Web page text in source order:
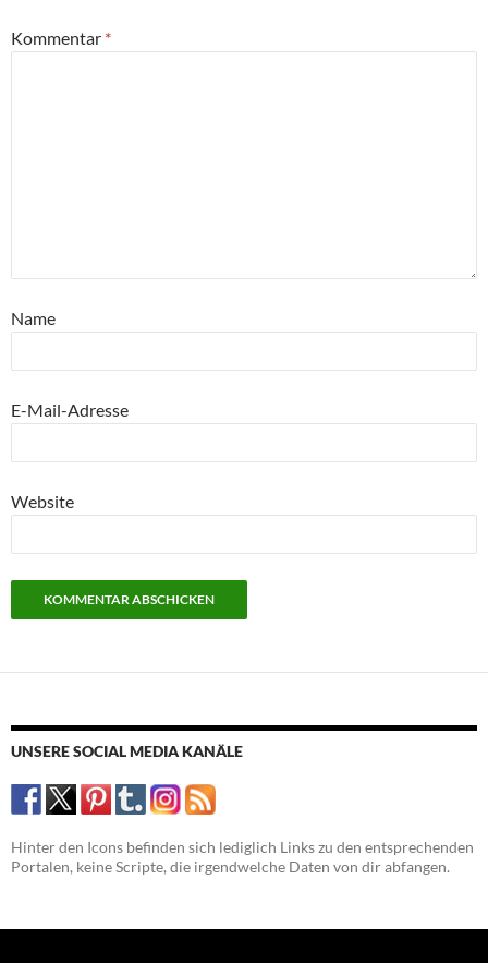
Kommentar *
Name
E-Mail-Adresse
Website
UNSERE SOCIAL MEDIA KANÄLE
Hinter den Icons befinden sich lediglich Links zu den entsprechenden
Portalen, keine Scripte, die irgendwelche Daten von dir abfangen.